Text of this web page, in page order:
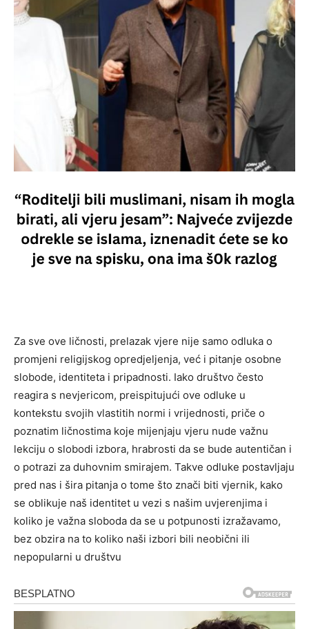
Za sve ove ličnosti, prelazak vjere nije samo odluka o
promjeni religijskog opredjeljenja, već i pitanje osobne
slobode, identiteta i pripadnosti. Iako društvo često
reagira s nevjericom, preispitujući ove odluke u
kontekstu svojih vlastitih normi i vrijednosti, priče o
poznatim ličnostima koje mijenjaju vjeru nude važnu
lekciju o slobodi izbora, hrabrosti da se bude autentičan i
o potrazi za duhovnim smirajem. Takve odluke postavljaju
pred nas i šira pitanja o tome što znači biti vjernik, kako
se oblikuje naš identitet u vezi s našim uvjerenjima i
koliko je važna sloboda da se u potpunosti izražavamo,
bez obzira na to koliko naši izbori bili neobični ili
nepopularni u društvu